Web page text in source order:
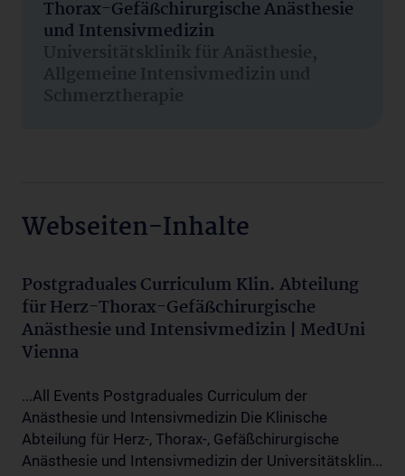
Thorax-Gefäßchirurgische Anästhesie
und Intensivmedizin
Universitätsklinik für Anästhesie,
Allgemeine Intensivmedizin und
Schmerztherapie
Webseiten-Inhalte
Postgraduales Curriculum Klin. Abteilung
für Herz-Thorax-Gefäßchirurgische
Anästhesie und Intensivmedizin | MedUni
Vienna
...All Events Postgraduales Curriculum der
Anästhesie und Intensivmedizin Die Klinische
Abteilung für Herz-, Thorax-, Gefäßchirurgische
Anästhesie und Intensivmedizin der Universitätsklin...